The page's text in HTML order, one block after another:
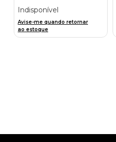
Indisponível
Avise-me quando retornar
ao estoque